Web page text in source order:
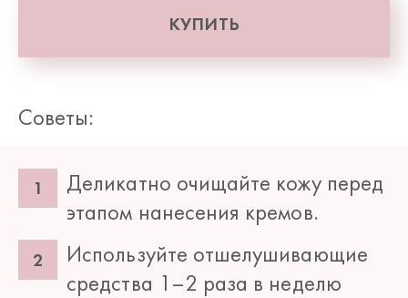
КУПИТЬ
Советы:
Деликатно очищайте кожу перед
этапом нанесения кремов.
Используйте отшелушивающие
средства 1–2 раза в неделю